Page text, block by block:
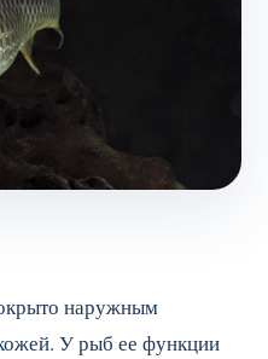
наружным
У рыб ее функции